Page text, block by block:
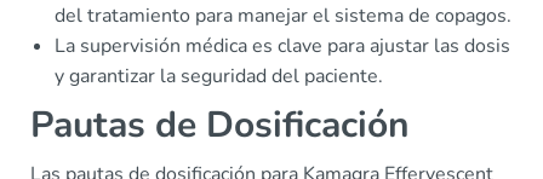
del tratamiento para manejar el sistema de copagos.
La supervisión médica es clave para ajustar las dosis
y garantizar la seguridad del paciente.
Pautas de Dosificación